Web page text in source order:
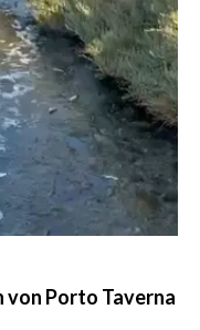
von Porto Taverna